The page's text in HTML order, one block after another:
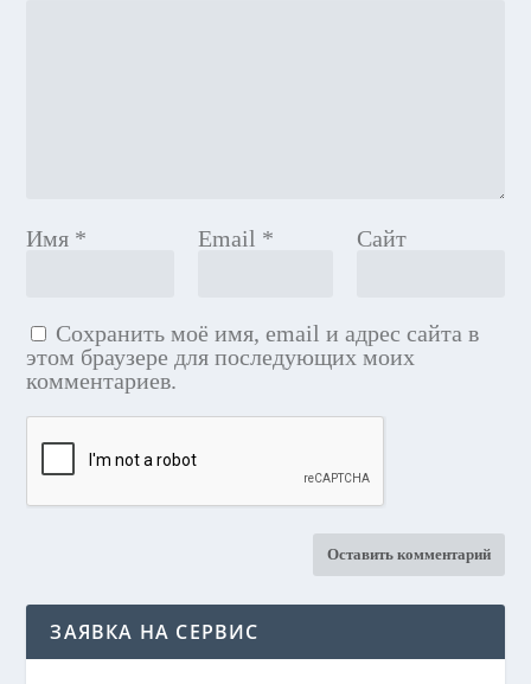
Имя * Email * Сайт
Сохранить моё имя, email и адрес сайта в
этом браузере для последующих моих
комментариев.
ЗАЯВКА НА СЕРВИС